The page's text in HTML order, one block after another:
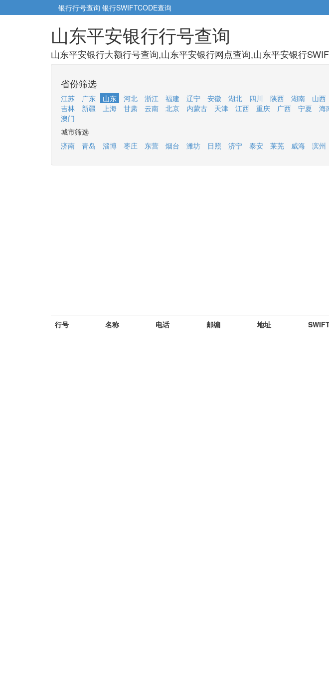
银行行号查询 银行SWIFTCODE查询
山东平安银行行号查询
山东平安银行大额行号查询,山东平安银行网点查询,山东平安银行
省份筛选
江苏 广东 山东 河北 浙江 福建 辽宁 安徽 湖北 四川 陕西 湖南 山西
吉林
新疆 上海 甘肃 云南 北京 内蒙古 天津 江西 重庆 广西 宁夏 海
澳门
城市筛选
济南
青岛 淄博 枣庄 东营 烟台 潍坊 日照 济宁 泰安 莱芜 威海 滨州
行号 名称 电话 邮编 地址